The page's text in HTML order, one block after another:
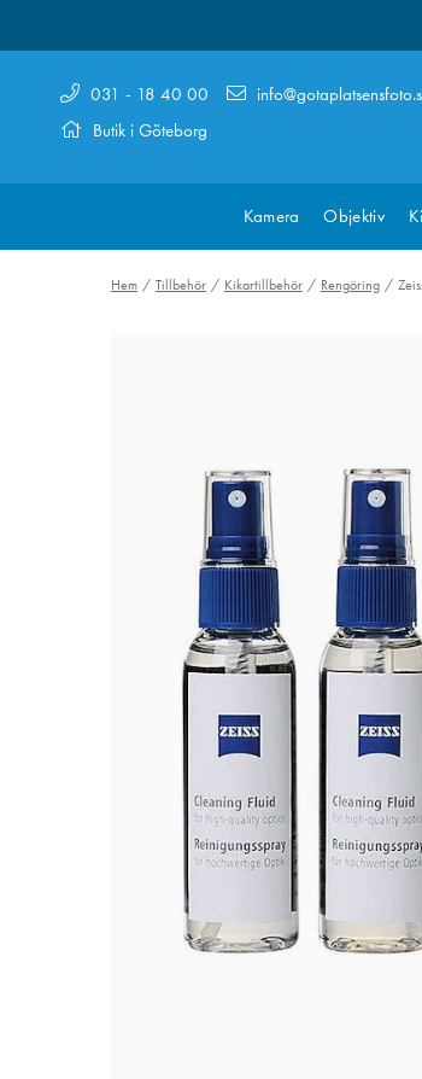
031 - 18 40 00
Butik i Göteborg
Kamera Objektiv
Hem Tillbehör Kikartillbehör Rengöring